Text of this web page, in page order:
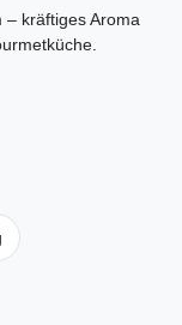
– kräftiges Aroma